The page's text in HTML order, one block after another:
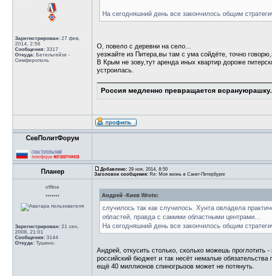
Зарегистрирован: 27 фев,
2014, 2:56
Сообщения: 3317
Откуда: Бетельгейзе -
Симферополь
На сегодняшний день все закончилось общим
О, повело с деревни на село...
уезжайте из Питера,вы там с ума сойдёте, точно
В Крым не зову,тут аренда иных квартир дороже
устроилась.
Россия медленно превращается
СевПолитФорум
Планер Добавлено: 29 ноя, 2014, 8:50
Заголовок сообщения: Re: Моя жизнь в Санкт-Петербурге
offline
*******
Зарегистрирован: 21 сен,
2008, 21:01
Сообщения: 3144
Откуда: Тушино.
Андрей -Киев Wrote:
случилось так как случилось. Хунта овладела
областей, правда с самими областными центрами...
На сегодняшний день все закончилось общим
Андрей, откусить столько, сколько можешь проглотить
российский бюджет и так несёт немалые
ещё 40 миллионов спиногрызов может не потянуть.